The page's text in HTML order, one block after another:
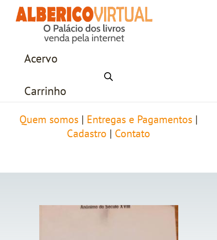
Acervo
Carrinho
Quem somos Entregas e Pagamentos
Cadastro
Contato